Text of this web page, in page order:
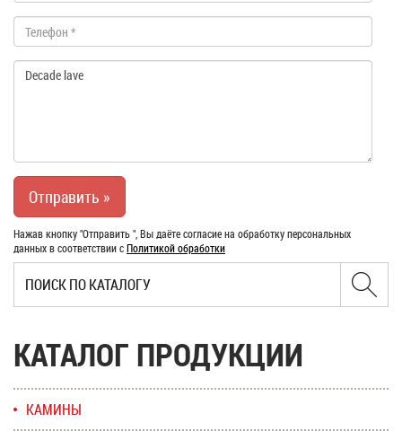
Нажав кнопку "Отправить ", Вы даёте согласие на обработку персональных
данных в соответствии сПолитикой обработки
КАТАЛОГ ПРОДУКЦИИ
КАМИНЫ